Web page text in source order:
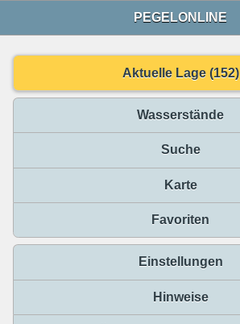
PEGELONLINE
Aktuelle Lage (152)
Wasserstände
Suche
Karte
Favoriten
Einstellungen
Hinweise